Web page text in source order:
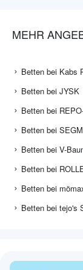
MEHR
Betten bei Kabs
Betten bei JYSK
Betten bei
Betten bei
Betten bei V-
Betten bei
Betten bei
Betten bei tejo's